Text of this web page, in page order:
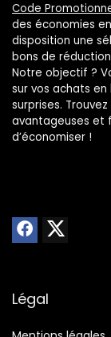
Code
des économies
disposition une
bons de
Notre objectif ?
sur vos achats
surprises.
avantageuses et
d’économiser !
Légal